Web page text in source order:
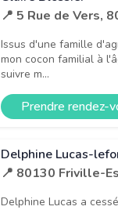
📍 5 Rue de Vers,
Issus d'une famille
mon cocon familial à
suivre m...
Prendre rendez-
Delphine Lucas-
📍 80130 Friville-
Delphine Lucas a